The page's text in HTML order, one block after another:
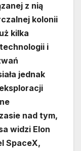
z nią
kolonii
kilka
i
jednak
nad tym,
widzi Elon
SpaceX,